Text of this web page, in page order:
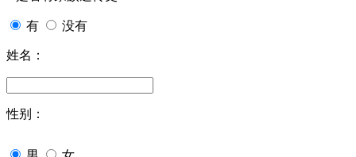
有 没有
姓名：
性别：